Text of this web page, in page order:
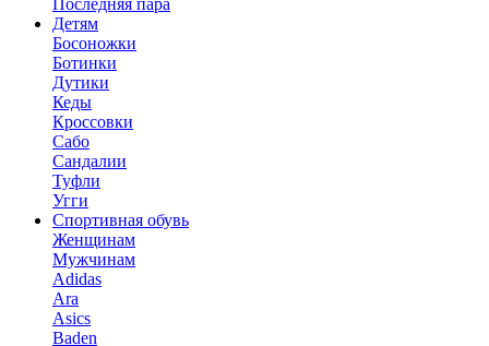
Последняя пара
Детям
Босоножки
Ботинки
Дутики
Кеды
Кроссовки
Сабо
Сандалии
Туфли
Угги
Спортивная обувь
Женщинам
Мужчинам
Adidas
Ara
Asics
Baden